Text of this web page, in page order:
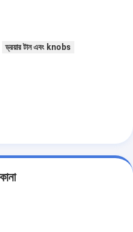
ড্রয়ার টান এবং knobs